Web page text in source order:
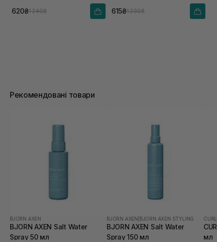
620₴1 240₴ 615₴1 230₴
Рекомендовані товари
BJORN AXEN
BJORN AXEN Salt Water
Spray 50 мл
BJORN AXEN BJORN AXEN STYLING
BJORN AXEN Salt Water
Spray 150 мл
мл